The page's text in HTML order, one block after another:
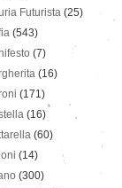
Futurista (25)
(543)
(7)
(16)
(171)
(16)
(60)
(14)
(300)